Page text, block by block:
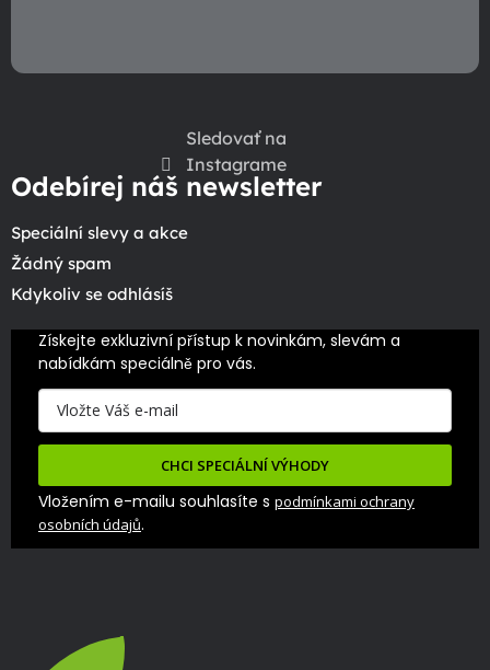
Sledovať na
Instagrame
Odebírej náš newsletter
Speciální slevy a akce
Žádný spam
Kdykoliv se odhlásíš
Získejte exkluzivní přístup k novinkám, slevám a
nabídkám speciálně pro vás.
CHCI SPECIÁLNÍ VÝHODY
Vložením e-mailu souhlasíte s podmínkami ochrany
osobních údajů.